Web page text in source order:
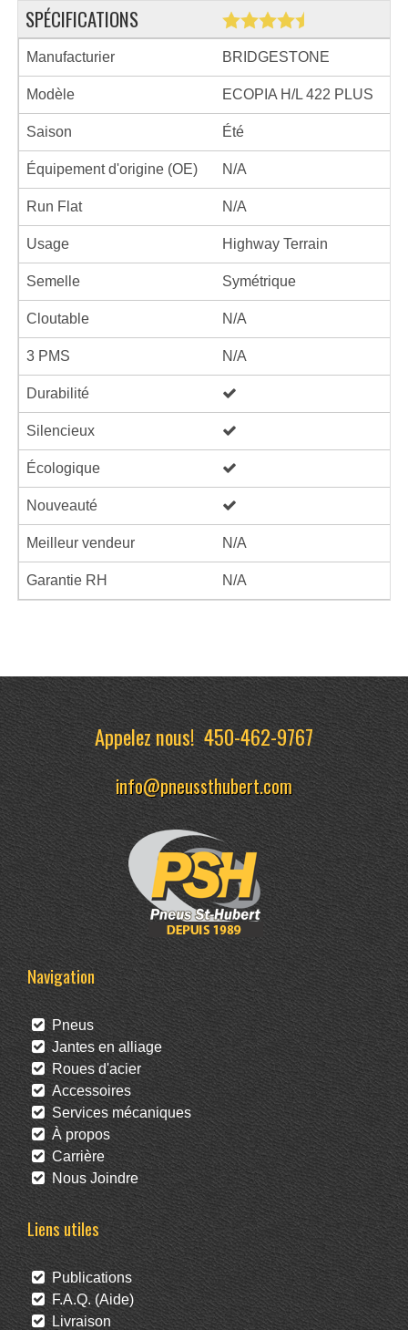
SPÉCIFICATIONS
Manufacturier BRIDGESTONE
Modèle ECOPIA H/L 422 PLUS
Saison Été
Équipement d'origine (OE) N/A
Run Flat N/A
Usage Highway Terrain
Semelle Symétrique
Cloutable N/A
3 PMS N/A
Durabilité
Silencieux
Écologique
Nouveauté
Meilleur vendeur N/A
Garantie RH N/A
Appelez nous!450-462-9767
info@pneussthubert.com
Navigation
Pneus
Jantes en alliage
Roues d'acier
Accessoires
Services mécaniques
À propos
Carrière
Nous Joindre
Liens utiles
Publications
F.A.Q. (Aide)
Livraison